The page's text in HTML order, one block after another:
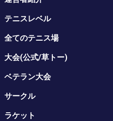
テニスレベル
全てのテニス場
大会(公式/草トー)
ベテラン大会
サークル
ラケット